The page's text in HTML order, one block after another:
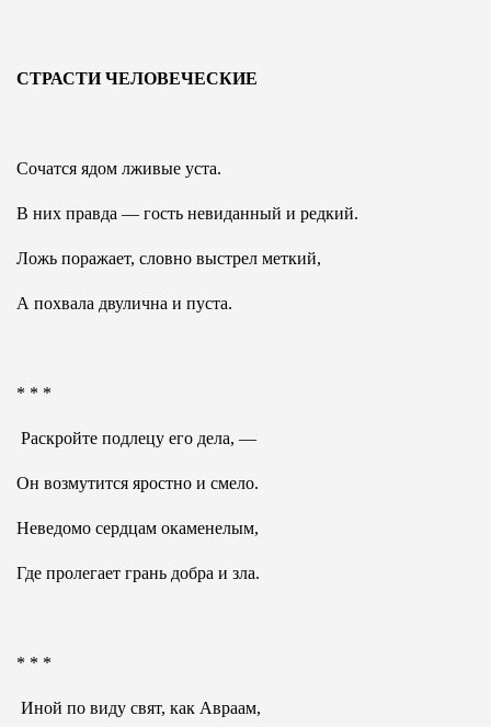
СТРАСТИ ЧЕЛОВЕЧЕСКИЕ
Сочатся ядом лживые уста.
В них правда — гость невиданный и редкий.
Ложь поражает, словно выстрел меткий,
А похвала двулична и пуста.
* * *
Раскройте подлецу его дела, —
Он возмутится яростно и смело.
Неведомо сердцам окаменелым,
Где пролегает грань добра и зла.
* * *
Иной по виду свят, как Авраам,